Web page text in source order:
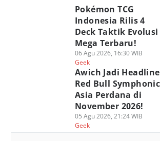
Pokémon TCG
Indonesia Rilis 4
Deck Taktik Evolusi
Mega Terbaru!
06 Agu 2026, 16:30 WIB
Geek
Awich Jadi
Red Bull Symphonic
Asia Perdana di
November 2026!
05 Agu 2026, 21:24 WIB
Geek